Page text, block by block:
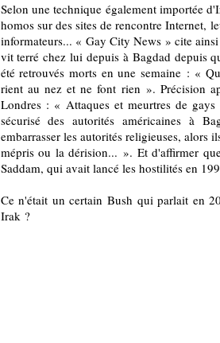
Selon une technique également importée
homos sur des sites de rencontre Internet,
informateurs... « Gay City News » cite
vit terré chez lui depuis à Bagdad depuis
été retrouvés morts en une semaine : «
rient au nez et ne font rien ». Précision
Londres : « Attaques et meurtres de
sécurisé des autorités américaines à
embarrasser les autorités religieuses, alors
mépris ou la dérision... ». Et d'affirmer
Saddam, qui avait lancé les hostilités en
Ce n'était un certain Bush qui parlait en
Irak ?